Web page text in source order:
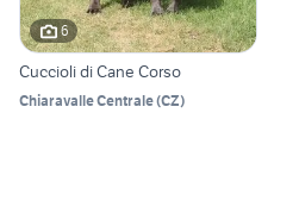
6
Cuccioli di Cane Corso
Chiaravalle Centrale(CZ)